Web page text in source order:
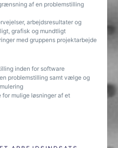
af en problemstilling
arbejdsresultater og
grafisk og mundtligt
med gruppens projektarbejde
inden for software
problemstilling samt vælge og
for mulige løsninger af et